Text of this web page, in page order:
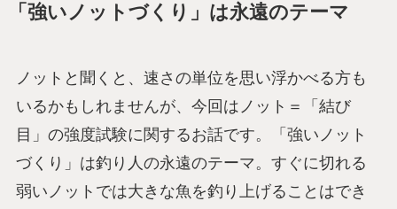
「強いノットづくり」は永遠のテーマ
ノットと聞くと、速さの単位を思い浮かべる方も
いるかもしれませんが、今回はノット＝「結び
目」の強度試験に関するお話です。「強いノット
づくり」は釣り人の永遠のテーマ。すぐに切れる
弱いノットでは大きな魚を釣り上げることはでき